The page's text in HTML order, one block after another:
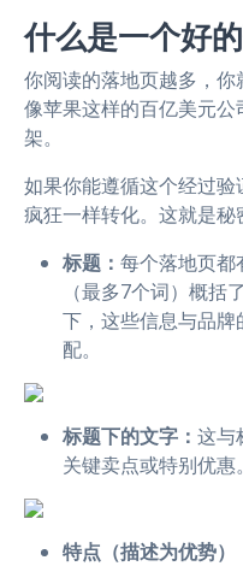
什么是一个好
你阅读的落地页越多，
像苹果这样的百亿美元
架。
如果你能遵循这个经过
疯狂一样转化。这就是秘
标题： 每个落地页都
（最多7个词）概括
下，这些信息与品
配。
标题下的文字： 这与
关键卖点或特别优惠。
特点（描述为优势）